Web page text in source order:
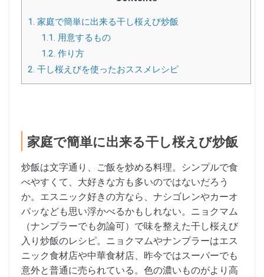
1. 家庭で簡単に出来る干し桜えび炒飯
1.1. 用意するもの
1.2. 作り方
2. 干し桜えびを使ったおススメレシピ
家庭で簡単に出来る干し桜えび炒飯
炒飯は文字通り、ご飯を炒める料理。シンプルで食
べやすくて、大好きな方も多いのではないだろう
か。エスニック好きの方なら、ナシゴレンやカーオ
パッなども思い浮かべるかもしれない。ニョクマム
（ナンプラーでも勿論可）で味を整えた干し桜えび
入り炒飯のレシピ。ニョクマムやナンプラーはエス
ニック食材店や中華食材店、昨今ではスーパーでも
意外と普通に売られている。色の濃いものがより高